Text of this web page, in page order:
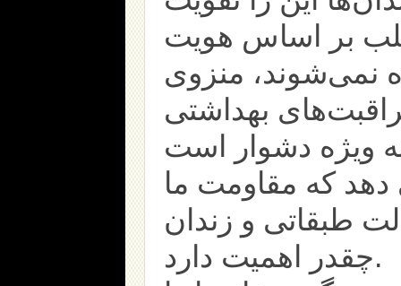
بر اساس هویت
نمی‌شوند، منزوی
بهداشتی
که مقاومت ما
طبقاتی و زندان
چقدر اهمیت دارد.